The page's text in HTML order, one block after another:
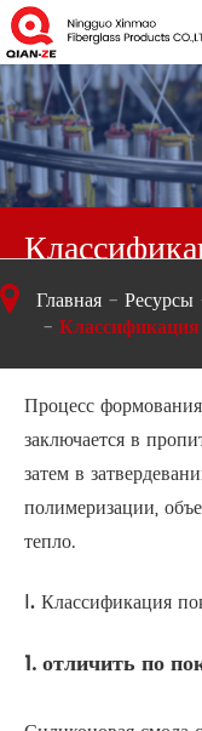
стеклоткани
Главная Ресурсы
Процесс
заключается в
затем в
полимеризации,
тепло.
Ⅰ. Классификация
1. отличить по